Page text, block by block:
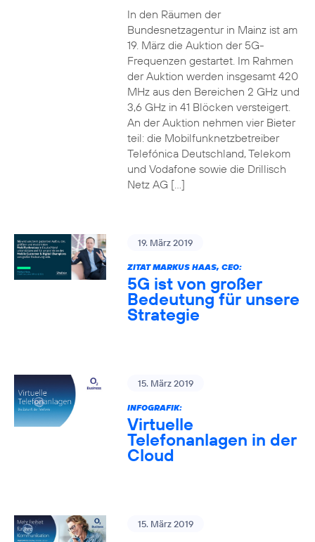
In den Räumen der
Bundesnetzagentur in Mainz ist am
19. März die Auktion der 5G-
Frequenzen gestartet. Im Rahmen
der Auktion werden insgesamt 420
MHz aus den Bereichen 2 GHz und
3,6 GHz in 41 Blöcken versteigert.
An der Auktion nehmen vier Bieter
teil: die Mobilfunknetzbetreiber
Telefónica Deutschland, Telekom
und Vodafone sowie die Drillisch
Netz AG […]
19. März 2019
ZITAT MARKUS HAAS, CEO:
5G ist von großer
Bedeutung für unsere
Strategie
15. März 2019
INFOGRAFIK:
Virtuelle
Telefonanlagen in der
Cloud
15. März 2019